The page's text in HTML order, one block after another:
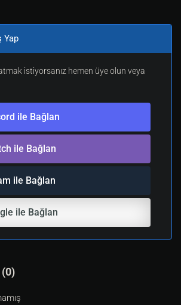
Yap
istiyorsanız hemen üye olun veya
ile Bağlan
ile Bağlan
ile Bağlan
ile Bağlan
(0)